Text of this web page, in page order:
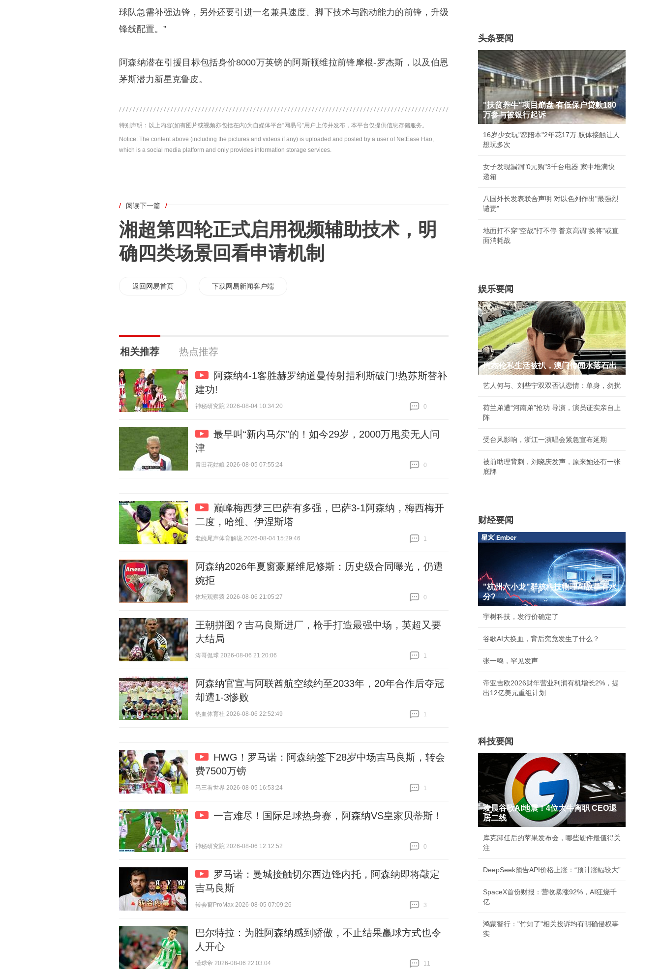
球队急需补强边锋，另外还要引进一名兼具速度、脚下技术与跑动能力的前锋，升级
锋线配置。”
阿森纳潜在引援目标包括身价8000万英镑的阿斯顿维拉前锋摩根-罗杰斯，以及伯恩
茅斯潜力新星克鲁皮。
特别声明：以上内容(如有图片或视频亦包括在内)为自媒体平台“网易号”用户上传并发布，本平台仅提供信息存储服务。
Notice: The content above (including the pictures and videos if any) is uploaded and posted by a user of NetEase Hao,
which is a social media platform and only provides information storage services.
/ 阅读下一篇 /
湘超第四轮正式启用视频辅助技术，明
确四类场景回看申请机制
返回网易首页 下载网易新闻客户端
相关推荐 热点推荐
阿森纳4-1客胜赫罗纳道曼传射措利斯破门!热苏斯替补
建功!
神秘研究院 2026-08-04 10:34:20
0
最早叫“新内马尔”的！如今29岁，2000万甩卖无人问
津
青田花姑娘 2026-08-05 07:55:24
0
巅峰梅西梦三巴萨有多强，巴萨3-1阿森纳，梅西梅开
二度，哈维、伊涅斯塔
老皢尾声体育解说 2026-08-04 15:29:46
1
阿森纳2026年夏窗豪赌维尼修斯：历史级合同曝光，仍遭
婉拒
体坛观察猿 2026-08-06 21:05:27
0
王朝拼图？吉马良斯进厂，枪手打造最强中场，英超又要
大结局
涛哥侃球 2026-08-06 21:20:06
1
阿森纳官宣与阿联酋航空续约至2033年，20年合作后夺冠
却遭1-3惨败
热血体育社 2026-08-06 22:52:49
1
HWG！罗马诺：阿森纳签下28岁中场吉马良斯，转会
费7500万镑
马三看世界 2026-08-05 16:53:24
1
一言难尽！国际足球热身赛，阿森纳VS皇家贝蒂斯！
神秘研究院 2026-08-06 12:12:52
0
罗马诺：曼城接触切尔西边锋内托，阿森纳即将敲定
吉马良斯
转会窗ProMax 2026-08-05 07:09:26
3
巴尔特拉：为胜阿森纳感到骄傲，不止结果赢球方式也令
人开心
懂球帝 2026-08-06 22:03:04
11
头条要闻
"扶贫养牛"项目崩盘 有低保户贷款180
万参与被银行起诉
16岁少女玩"恋陪本"2年花17万:肢体接触让人
想玩多次
女子发现漏洞"0元购"3千台电器 家中堆满快
递箱
八国外长发表联合声明 对以色列作出"最强烈
谴责"
地面打不穿"空战"打不停 普京高调"换将"或直
面消耗战
娱乐要闻
周杰伦私生活被扒，澳门传闻水落石出
艺人何与、刘些宁双双否认恋情：单身，勿扰
荷兰弟遭“河南弟”抢功 导演，演员证实亲自上
阵
受台风影响，浙江一演唱会紧急宣布延期
被前助理背刺，刘晓庆发声，原来她还有一张
底牌
财经要闻
"杭州六小龙"群核科技物理AI故事有水
分?
宇树科技，发行价确定了
谷歌AI大换血，背后究竟发生了什么？
张一鸣，罕见发声
帝亚吉欧2026财年营业利润有机增长2%，提
出12亿美元重组计划
科技要闻
凌晨谷歌AI地震！4位大牛离职 CEO退
居二线
库克卸任后的苹果发布会，哪些硬件最值得关
注
DeepSeek预告API价格上涨：“预计涨幅较大”
SpaceX首份财报：营收暴涨92%，AI狂烧千
亿
鸿蒙智行："竹知了"相关投诉均有明确侵权事
实